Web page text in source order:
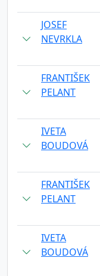
JOSEF
NEVRKLA
FRANTIŠEK
PELANT
IVETA
BOUDOVÁ
FRANTIŠEK
PELANT
IVETA
BOUDOVÁ